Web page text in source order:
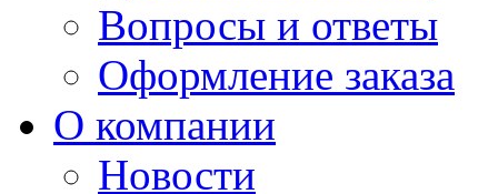
Вопросы и ответы
Оформление заказа
О компании
Новости